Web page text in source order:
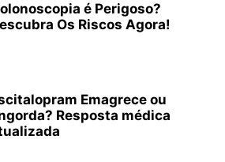
é Perigoso?
Os Riscos Agora!
Emagrece ou
Resposta médica